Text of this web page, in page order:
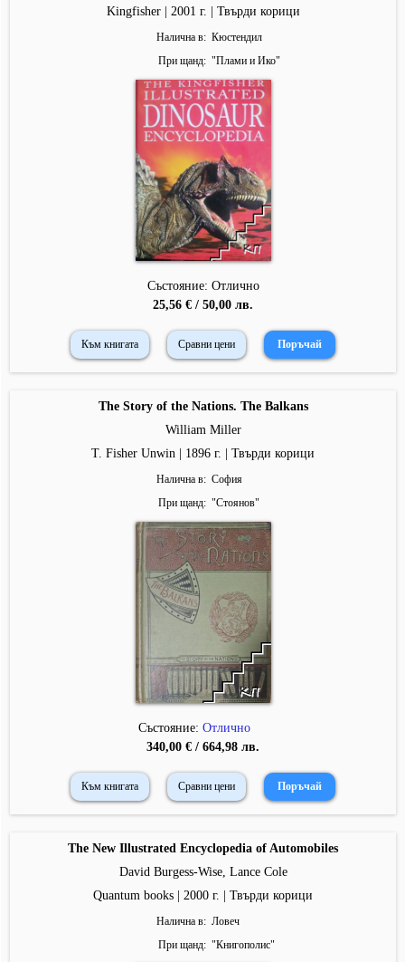
Kingfisher | 2001 г. | Твърди корици
Налична в
Кюстендил
При щанд
"Плами и Ико"
Състояние: Отлично
25,56 € / 50,00 лв.
Към книгата Сравни цени
The Story of the Nations. The Balkans
William Miller
T. Fisher Unwin | 1896 г. | Твърди корици
Налична в
София
При щанд
"Стоянов"
Състояние: Отлично
340,00 € / 664,98 лв.
Към книгата Сравни цени
The New Illustrated Encyclopedia of Automobiles
David Burgess-Wise, Lance Cole
Quantum books | 2000 г. | Твърди корици
Налична в
Ловеч
При щанд
"Книгополис"